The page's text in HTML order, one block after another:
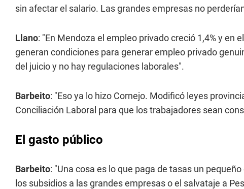
sin afectar el salario. Las grandes empresas no
Llano: "En Mendoza el empleo privado creció 1,4% y en
generan condiciones para generar empleo privado
del juicio y no hay regulaciones laborales".
Barbeito: "Eso ya lo hizo Cornejo. Modificó leyes
Conciliación Laboral para que los trabajadores sean
El gasto público
Barbeito: "Una cosa es lo que paga de tasas un
los subsidios a las grandes empresas o el salvataje a